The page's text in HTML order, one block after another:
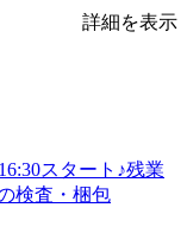
詳細を表示